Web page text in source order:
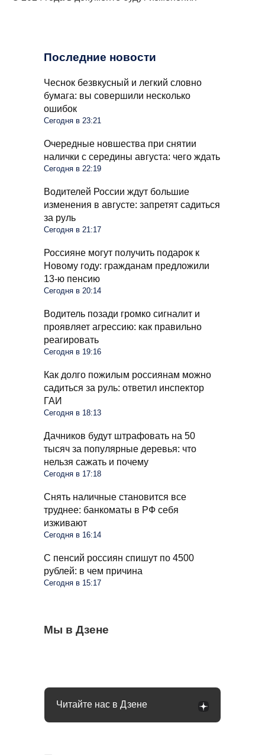
Последние новости
Чеснок безвкусный и легкий словно
бумага: вы совершили несколько
ошибок
Сегодня в 23:21
Очередные новшества при снятии
налички с середины августа: чего ждать
Сегодня в 22:19
Водителей России ждут большие
изменения в августе: запретят садиться
за руль
Сегодня в 21:17
Россияне могут получить подарок к
Новому году: гражданам предложили
13-ю пенсию
Сегодня в 20:14
Водитель позади громко сигналит и
проявляет агрессию: как правильно
реагировать
Сегодня в 19:16
Как долго пожилым россиянам можно
садиться за руль: ответил инспектор
ГАИ
Сегодня в 18:13
Дачников будут штрафовать на 50
тысяч за популярные деревья: что
нельзя сажать и почему
Сегодня в 17:18
Снять наличные становится все
труднее: банкоматы в РФ себя
изживают
Сегодня в 16:14
С пенсий россиян спишут по 4500
рублей: в чем причина
Сегодня в 15:17
Мы в Дзене
Очередные новшества при снятии
налички с середины августа: чего ждать
Водителей России ждут большие
Россияне могут получить подарок к
Читайте нас в Дзене